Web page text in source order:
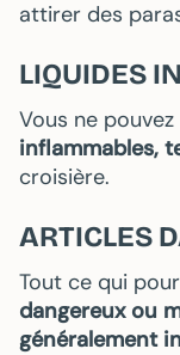
attirer des
LIQUIDES
Vous ne
inflammables,
croisière.
ARTICLES
Tout ce qui
dangereux ou
généralement